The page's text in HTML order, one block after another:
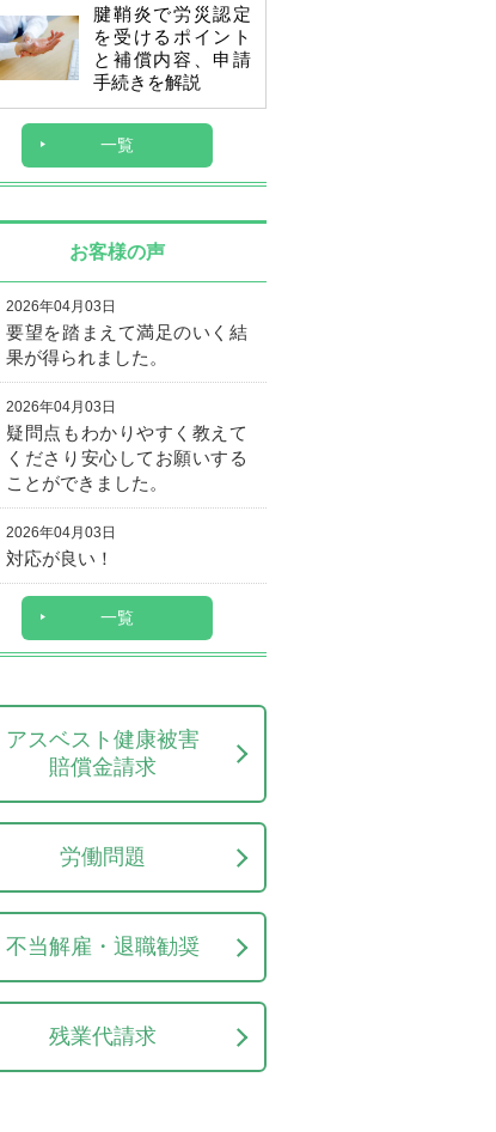
腱鞘炎で労災認定
を受けるポイント
と補償内容、申請
手続きを解説
一覧
お客様の声
2026年04月03日
要望を踏まえて満足のいく結
果が得られました。
2026年04月03日
疑問点もわかりやすく教えて
くださり安心してお願いする
ことができました。
2026年04月03日
対応が良い！
一覧
アスベスト健康被害
賠償金請求
労働問題
不当解雇・退職勧奨
残業代請求